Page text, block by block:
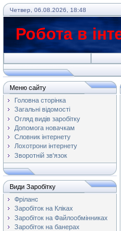
Четвер, 06.08.2026, 18:48
Робота в
Меню сайту
Головна сторінка
Загальні відомості
Огляд видів заробітку
Допомога новачкам
Словник інтернету
Лохотрони інтернету
Зворотній зв'язок
Види Заробітку
Фріланс
Заробіток на Кліках
Заробіток на Файлообмінниках
Заробіток на банерах